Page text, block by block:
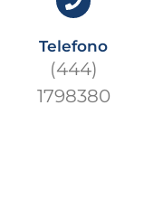
Telefono
(444)
1798380